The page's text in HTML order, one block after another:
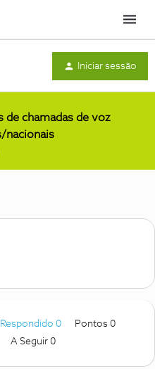
Menu
Iniciar sessão
de chamadas de voz
nacionais
Respondido 0
Pontos 0
A Seguir 0